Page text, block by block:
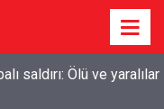
giren genç boğuldu